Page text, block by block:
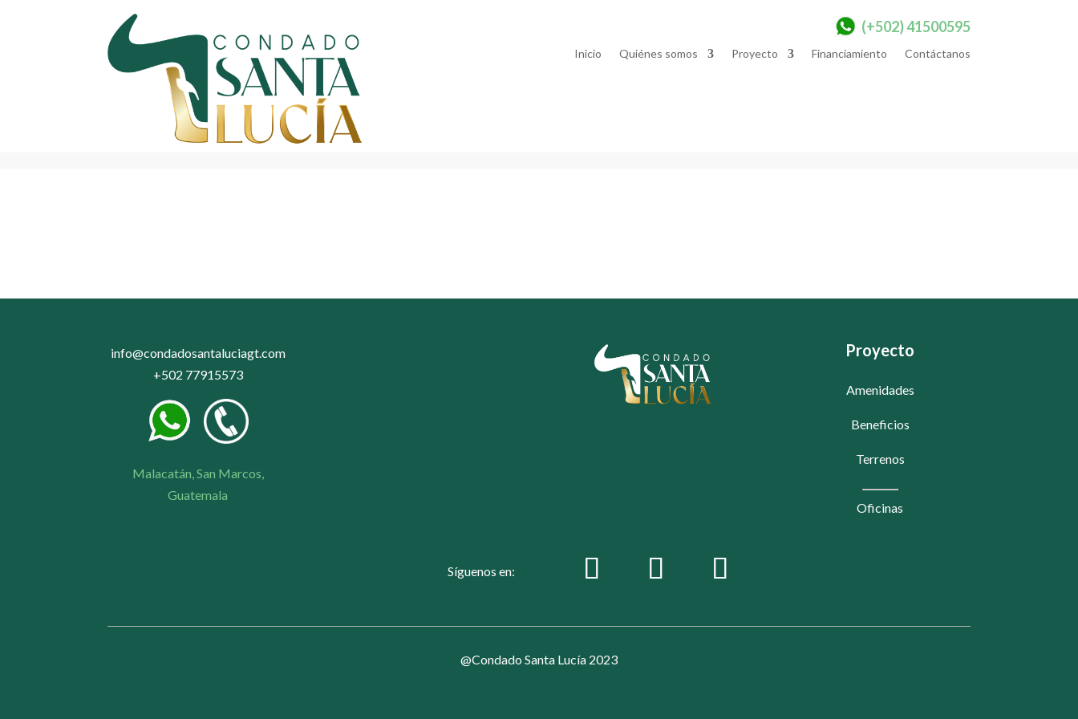
(+502) 41500595
Inicio Quiénes somos Proyecto Financiamiento Contáctanos
info@condadosantaluciagt.com
+502 77915573
Malacatán, San Marcos,
Guatemala
Proyecto
Amenidades
Beneficios
Terrenos
Oficinas
Síguenos en:
@Condado Santa Lucía 2023